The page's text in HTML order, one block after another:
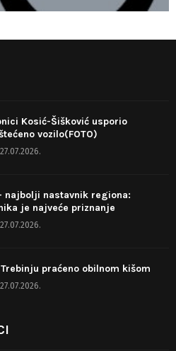
Kosić-Šišković usporio
vozilo(FOTO)
najbolji nastavnik regiona:
je najveće priznanje
praćeno obilnom kišom